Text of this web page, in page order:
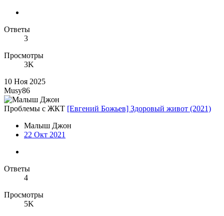
Ответы
3
Просмотры
3K
10 Ноя 2025
Musy86
Проблемы с ЖКТ [Евгений Божьев] Здоровый живот (2021)
Малыш Джон
22 Окт 2021
Ответы
4
Просмотры
5K